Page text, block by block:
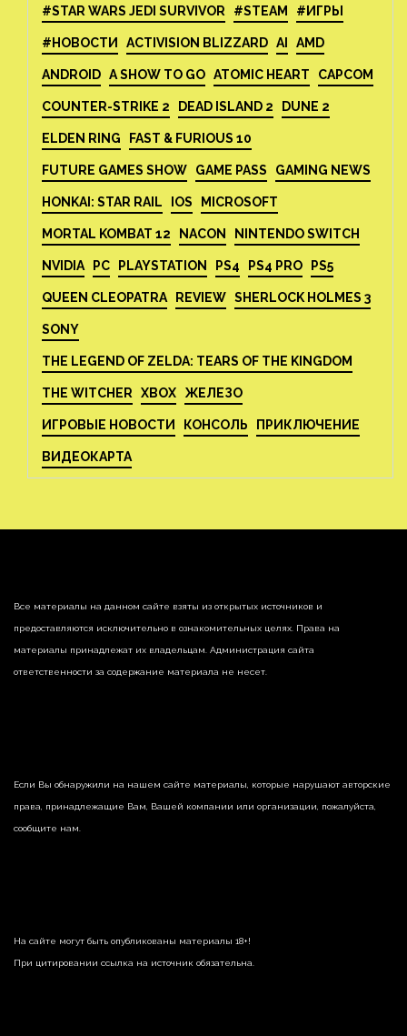
#STAR WARS JEDI SURVIVOR #STEAM #ИГРЫ
#НОВОСТИ ACTIVISION BLIZZARD AI AMD
ANDROID A SHOW TO GO ATOMIC HEART CAPCOM
COUNTER-STRIKE 2 DEAD ISLAND 2 DUNE 2
ELDEN RING FAST & FURIOUS 10
FUTURE GAMES SHOW GAME PASS GAMING NEWS
HONKAI: STAR RAIL IOS MICROSOFT
MORTAL KOMBAT 12 NACON NINTENDO SWITCH
NVIDIA PC PLAYSTATION PS4 PS4 PRO PS5
QUEEN CLEOPATRA REVIEW SHERLOCK HOLMES 3
SONY
THE LEGEND OF ZELDA: TEARS OF THE KINGDOM
THE WITCHER XBOX ЖЕЛЕЗО
ИГРОВЫЕ НОВОСТИ КОНСОЛЬ ПРИКЛЮЧЕНИЕ
ВИДЕОКАРТА
Все материалы на данном сайте взяты из открытых источников и
предоставляются исключительно в ознакомительных целях. Права на
материалы принадлежат их владельцам. Администрация сайта
ответственности за содержание материала не несет.
Если Вы обнаружили на нашем сайте материалы, которые нарушают авторские
права, принадлежащие Вам, Вашей компании или организации, пожалуйста,
сообщите нам.
На сайте могут быть опубликованы материалы 18+!
При цитировании ссылка на источник обязательна.